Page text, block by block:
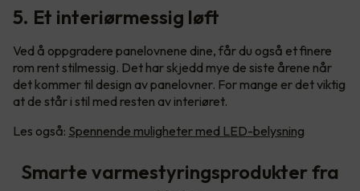
5. Et interiørmessig løft
Ved å oppgradere panelovnene dine, får du også et finere
rom rent stilmessig. Det har skjedd mye de siste årene når
det kommer til design av panelovner. For mange er det viktig
at de står i stil med resten av interiøret.
Les også: Spennende muligheter med LED-belysning
Smarte varmestyringsprodukter fra